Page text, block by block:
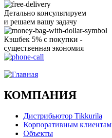
Детально консультируем
и решаем вашу задачу
Кэшбек 5% с покупки -
существенная экономия
КОМПАНИЯ
Дистрибьютор Tikkurila
Корпоративным клиентам
Объекты